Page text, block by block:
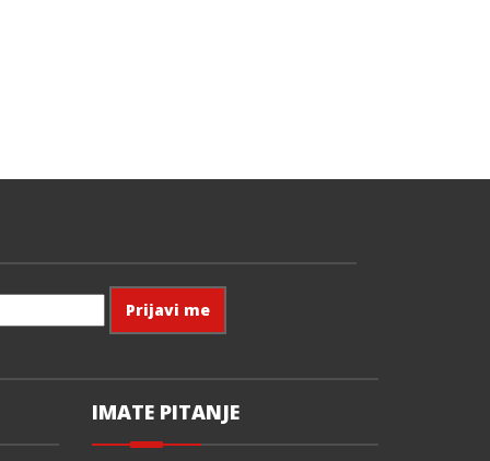
IMATE PITANJE